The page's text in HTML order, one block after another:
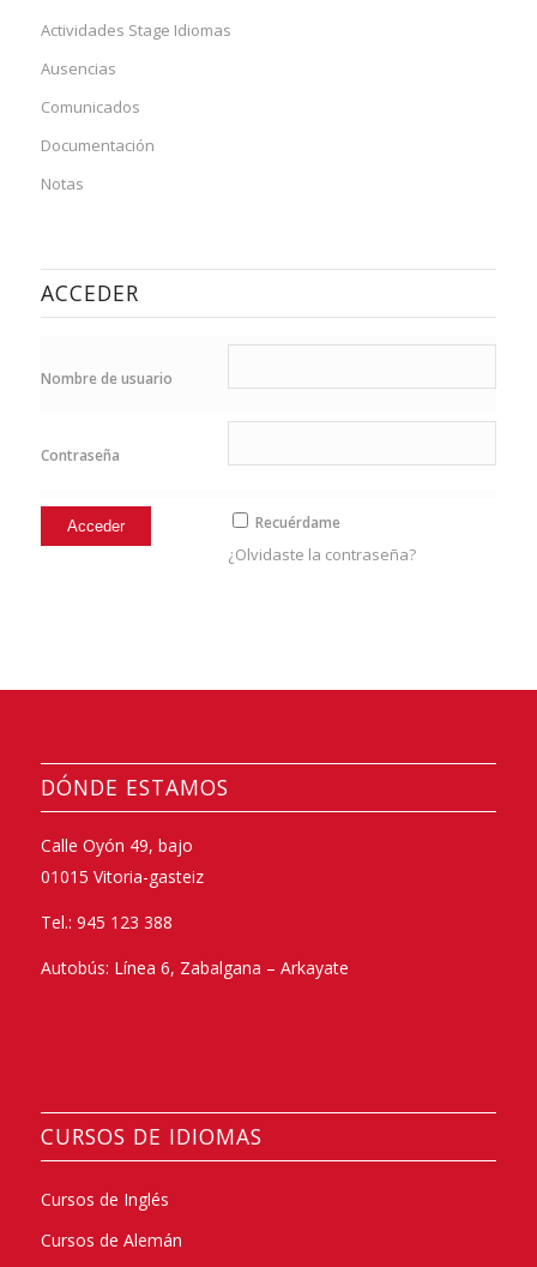
Actividades Stage Idiomas
Ausencias
Comunicados
Documentación
Notas
ACCEDER
Nombre de usuario
Contraseña
Recuérdame
¿Olvidaste la contraseña?
DÓNDE ESTAMOS
Calle Oyón 49, bajo
01015 Vitoria-gasteiz
Tel.: 945 123 388
Autobús: Línea 6, Zabalgana – Arkayate
CURSOS DE IDIOMAS
Cursos de Inglés
Cursos de Alemán